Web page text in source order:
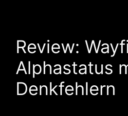
Review:
Alphastatus
Denkfehlern